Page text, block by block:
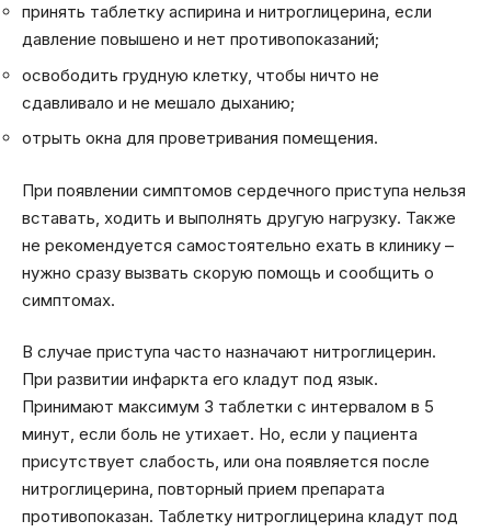
принять таблетку аспирина и нитроглицерина, если
давление повышено и нет противопоказаний;
освободить грудную клетку, чтобы ничто не
сдавливало и не мешало дыханию;
отрыть окна для проветривания помещения.
При появлении симптомов сердечного приступа нельзя
вставать, ходить и выполнять другую нагрузку. Также
не рекомендуется самостоятельно ехать в клинику –
нужно сразу вызвать скорую помощь и сообщить о
симптомах.
В случае приступа часто назначают нитроглицерин.
При развитии инфаркта его кладут под язык.
Принимают максимум 3 таблетки с интервалом в 5
минут, если боль не утихает. Но, если у пациента
присутствует слабость, или она появляется после
нитроглицерина, повторный прием препарата
противопоказан. Таблетку нитроглицерина кладут под